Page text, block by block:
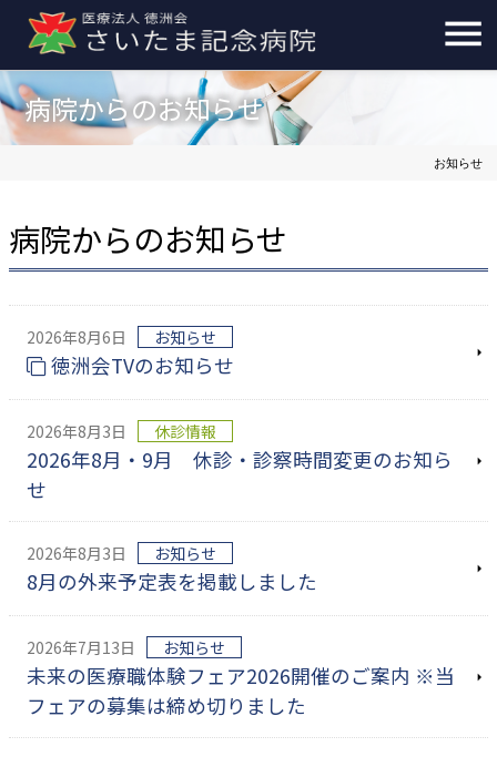
病院からのお知らせ
お知らせ
病院からのお知らせ
徳洲会TVのお知らせ
2026年8月6日 お知らせ
2026年8月・9月 休診・診察時間変更のお知ら
せ
2026年8月3日 休診情報
8月の外来予定表を掲載しました
2026年8月3日 お知らせ
未来の医療職体験フェア2026開催のご案内 ※当
フェアの募集は締め切りました
2026年7月13日 お知らせ